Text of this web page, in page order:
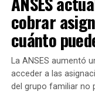
Ampliación
varios días de
Según la
un balde de pintura
El caso generó una
cobrar
cuánto
La ANSES aumentó
acceder a las
del grupo familiar no